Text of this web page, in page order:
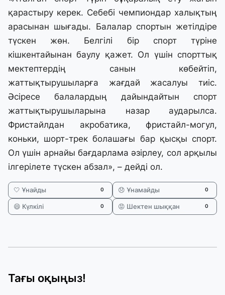
қарастыру керек. Себебі чемпиондар халықтың
арасынан шығады. Балалар спортын жетілдіре
түскен жөн. Белгілі бір спорт түріне
кішкентайынан баулу қажет. Ол үшін спорттық
мектептердің санын көбейтіп,
жаттықтырушыларға жағдай жасалуы тиіс.
Әсіресе балалардың дайындайтын спорт
жаттықтырушыларына назар аударылса.
Фристайлдан акробатика, фристайл-могул,
коньки, шорт-трек болашағы бар қысқы спорт.
Ол үшін арнайы бағдарлама әзірлеу, сол арқылы
ілгерілете түскен абзал», – дейді ол.
🤍 Ұнайды 0 😞 Ұнамайды 0
😄 Күлкілі 0 😡 Шектен шыққан 0
Тағы оқыңыз!